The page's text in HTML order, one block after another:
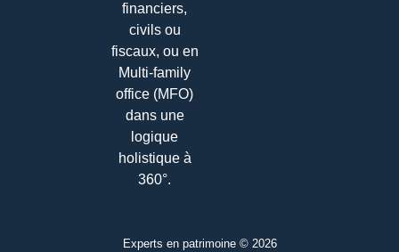
financiers,
civils ou
fiscaux, ou en
Multi-family
office (MFO)
dans une
logique
holistique à
360°.
Experts en patrimoine © 2026